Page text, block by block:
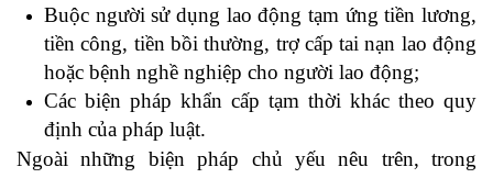
Buộc người sử dụng lao động tạm ứng tiền lương,
tiền công, tiền bồi thường, trợ cấp tai nạn lao động
hoặc bệnh nghề nghiệp cho người lao động;
Các biện pháp khẩn cấp tạm thời khác theo quy
định của pháp luật.
Ngoài những biện pháp chủ yếu nêu trên, trong